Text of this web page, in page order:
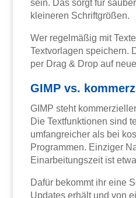
sein. Das sorgt für
kleineren Schriftgrößen.
Wer regelmäßig mit
Textvorlagen speichern.
per Drag & Drop auf
GIMP vs.
GIMP steht
Die Textfunktionen sind
umfangreicher als bei
Programmen. Einziger
Einarbeitungszeit ist
Dafür bekommt ihr eine
Updates erhält und von